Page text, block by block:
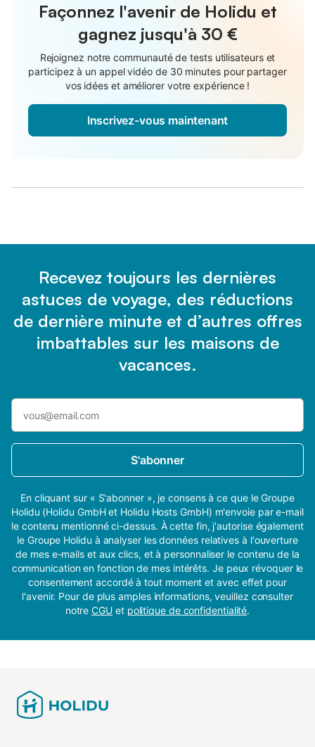
Façonnez l'avenir de Holidu et
gagnez jusqu'à 30 €
Rejoignez notre communauté de tests utilisateurs et
participez à un appel vidéo de 30 minutes pour partager
vos idées et améliorer votre expérience !
Inscrivez-vous maintenant
Recevez toujours les dernières
astuces de voyage, des réductions
de dernière minute et d’autres offres
imbattables sur les maisons de
vacances.
S'abonner
En cliquant sur « S'abonner », je consens à ce que le Groupe
Holidu (Holidu GmbH et Holidu Hosts GmbH) m'envoie par e-mail
le contenu mentionné ci-dessus. À cette fin, j'autorise également
le Groupe Holidu à analyser les données relatives à l'ouverture
de mes e-mails et aux clics, et à personnaliser le contenu de la
communication en fonction de mes intérêts. Je peux révoquer le
consentement accordé à tout moment et avec effet pour
l'avenir. Pour de plus amples informations, veuillez consulter
notreCGU et politique de confidentialité.